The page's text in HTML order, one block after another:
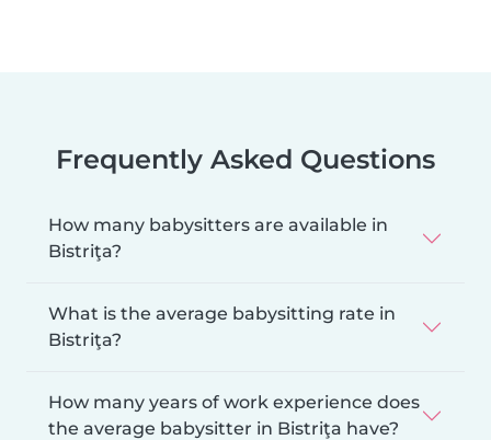
Frequently Asked Questions
How many babysitters are available in
Bistriţa?
What is the average babysitting rate in
Bistriţa?
How many years of work experience does
the average babysitter in Bistriţa have?